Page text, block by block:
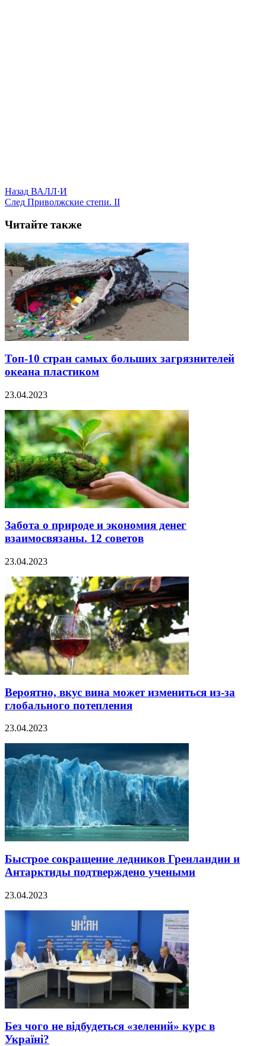
Назад ВАЛЛ·И
След Приволжские степи. ІІ
Читайте также
Топ-10 стран самых больших загрязнителей
океана пластиком
23.04.2023
Забота о природе и экономия денег
взаимосвязаны. 12 советов
23.04.2023
Вероятно, вкус вина может измениться из-за
глобального потепления
23.04.2023
Быстрое сокращение ледников Гренландии и
Антарктиды подтверждено учеными
23.04.2023
Без чого не відбудеться «зелений» курс в
Україні?